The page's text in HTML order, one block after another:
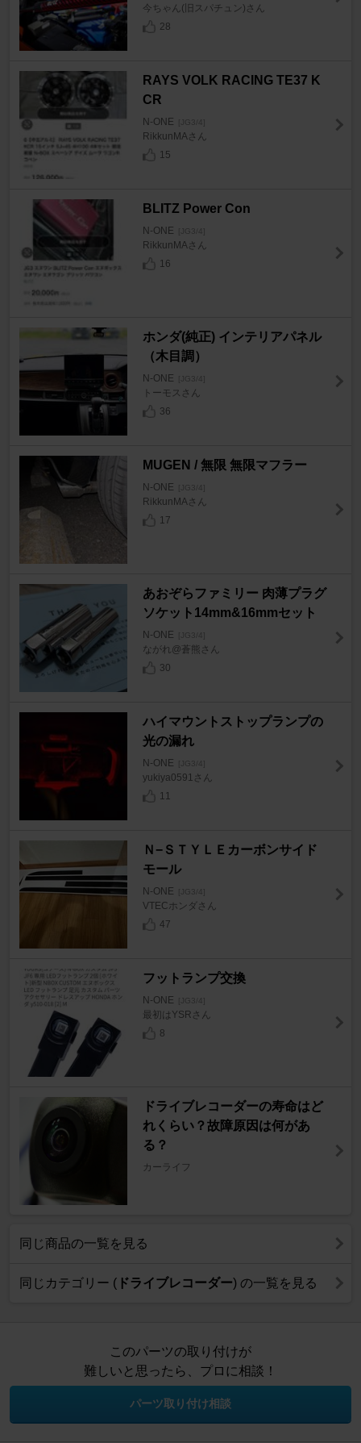
今ちゃん(旧スパチュン)さん
28
RAYS VOLK RACING TE37 K
CR
N-ONE [JG3/4]
RikkunMAさん
15
BLITZ Power Con
N-ONE [JG3/4]
RikkunMAさん
16
ホンダ(純正) インテリアパネル
（木目調）
N-ONE [JG3/4]
トーモスさん
36
MUGEN / 無限 無限マフラー
N-ONE [JG3/4]
RikkunMAさん
17
あおぞらファミリー 肉薄プラグ
ソケット14mm&16mmセット
N-ONE [JG3/4]
ながれ@蒼熊さん
30
ハイマウントストップランプの
光の漏れ
N-ONE [JG3/4]
yukiya0591さん
11
Ｎ−ＳＴＹＬＥカーボンサイド
モール
N-ONE [JG3/4]
VTECホンダさん
47
フットランプ交換
N-ONE [JG3/4]
最初はYSRさん
8
ドライブレコーダーの寿命はど
れくらい？故障原因は何があ
る？
カーライフ
同じ商品の一覧を見る
同じカテゴリー ( ドライブレコーダー) の一覧を見る
このパーツの取り付けが
難しいと思ったら、プロに相談！
パーツ取り付け相談